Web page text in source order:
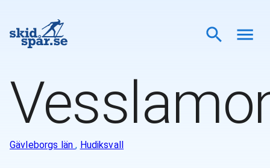
Gävleborgs län, Hudiksvall